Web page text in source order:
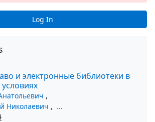
Log In
и электронные библиотеки в
,
Николаевич , ...